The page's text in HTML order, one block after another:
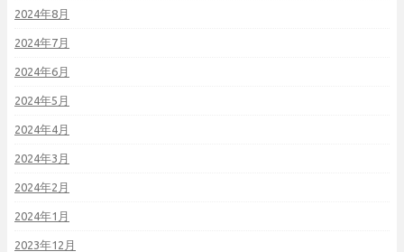
2024年8月
2024年7月
2024年6月
2024年5月
2024年4月
2024年3月
2024年2月
2024年1月
2023年12月